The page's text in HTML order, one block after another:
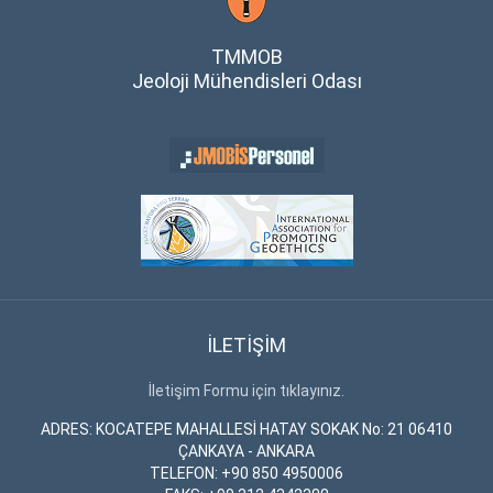
TMMOB
Jeoloji Mühendisleri Odası
İLETİŞİM
İletişim Formu için tıklayınız.
ADRES: KOCATEPE MAHALLESİ HATAY SOKAK No: 21 06410
ÇANKAYA - ANKARA
TELEFON: +90 850 4950006